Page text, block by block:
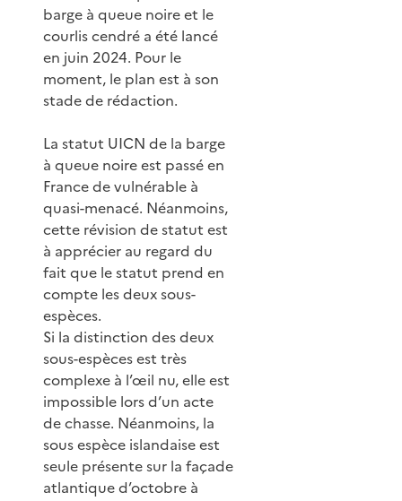
barge à queue noire et le
courlis cendré a été lancé
en juin 2024. Pour le
moment, le plan est à son
stade de rédaction.
La statut UICN de la barge
à queue noire est passé en
France de vulnérable à
quasi-menacé. Néanmoins,
cette révision de statut est
à apprécier au regard du
fait que le statut prend en
compte les deux sous-
espèces.
Si la distinction des deux
sous-espèces est très
complexe à l’œil nu, elle est
impossible lors d’un acte
de chasse. Néanmoins, la
sous espèce islandaise est
seule présente sur la façade
atlantique d’octobre à